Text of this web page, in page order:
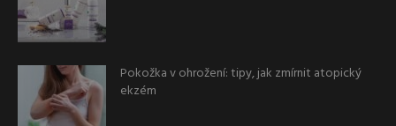
Pokožka v ohrožení: tipy, jak zmírnit atopický
ekzém